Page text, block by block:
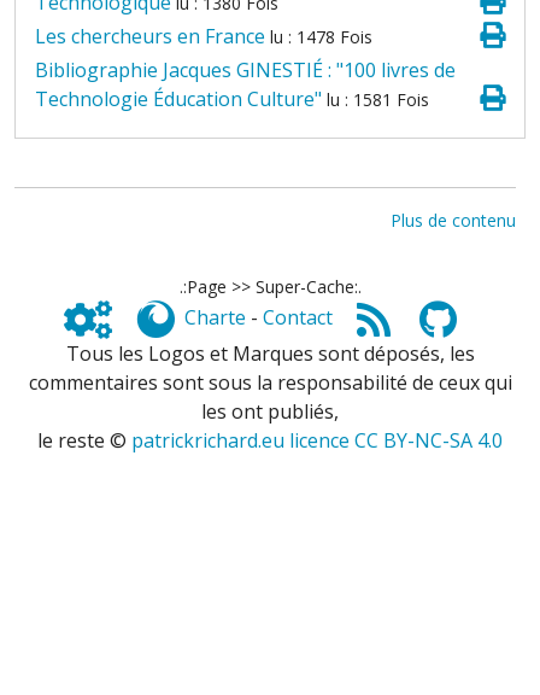
Les chercheurs en France lu : 1478 Fois
Bibliographie Jacques GINESTIÉ : "100 livres de
Technologie Éducation Culture" lu : 1581 Fois
Plus de contenu
.:Page >> Super-Cache:.
Charte - Contact
Tous les Logos et Marques sont déposés, les
commentaires sont sous la responsabilité de ceux qui
les ont publiés,
le reste © patrickrichard.eu licence CC BY-NC-SA 4.0